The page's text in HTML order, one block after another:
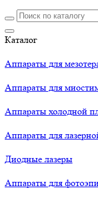
Каталог
Аппараты для
Аппараты для
Аппараты холодной
Аппараты для
Диодные лазеры
Аппараты для